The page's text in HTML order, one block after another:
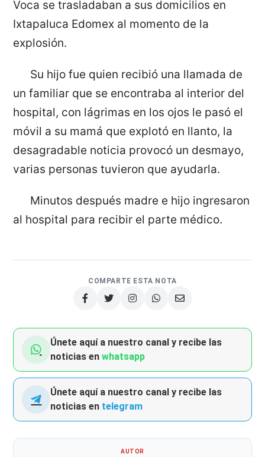
Voca se trasladaban a sus domicilios en
Ixtapaluca Edomex al momento de la
explosión.
Su hijo fue quien recibió una llamada de
un familiar que se encontraba al interior del
hospital, con lágrimas en los ojos le pasó el
móvil a su mamá que explotó en llanto, la
desagradable noticia provocó un desmayo,
varias personas tuvieron que ayudarla.
Minutos después madre e hijo ingresaron
al hospital para recibir el parte médico.
COMPARTE ESTA NOTA
Únete aquí a nuestro canal y recibe las
noticias enwhatsapp
Únete aquí a nuestro canal y recibe las
noticias en telegram
AUTOR